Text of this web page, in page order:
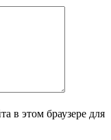
в этом браузере для